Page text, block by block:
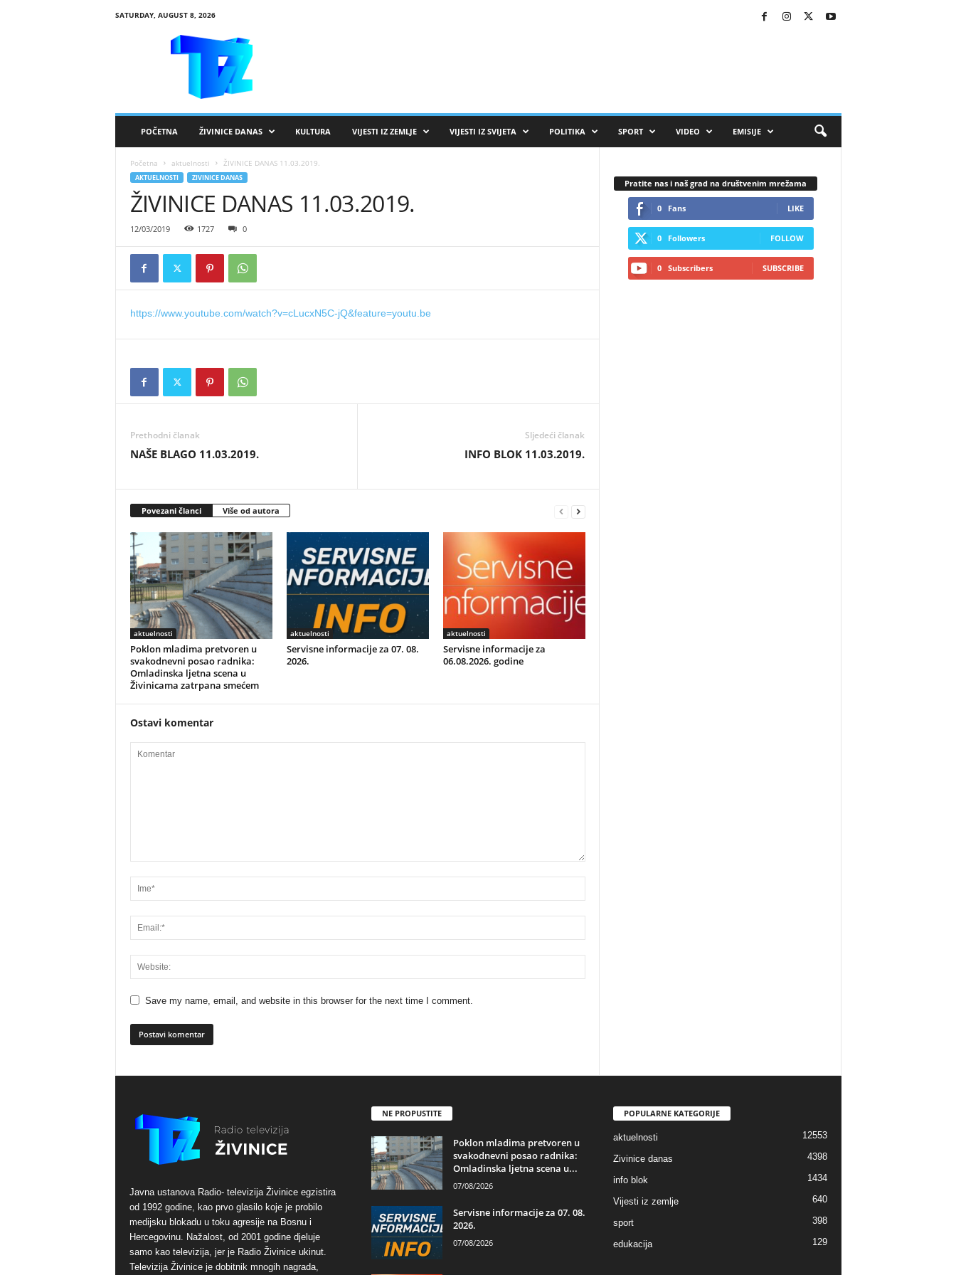
SATURDAY, AUGUST 8, 2026
POČETNA ŽIVINICE DANAS KULTURA VIJESTI IZ ZEMLJE VIJESTI IZ SVIJETA POLITIKA SPORT VIDEO EMISIJE
Početna aktuelnosti ŽIVINICE DANAS 11.03.2019.
AKTUELNOSTI ZIVINICE DANAS
ŽIVINICE DANAS 11.03.2019.
12/03/2019 1727 0
https://www.youtube.com/watch?v=cLucxN5C-jQ&feature=youtu.be
Prethodni članak
NAŠE BLAGO 11.03.2019.
Sljedeći članak
INFO BLOK 11.03.2019.
Povezani članci Više od autora
aktuelnosti
Poklon mladima pretvoren u
svakodnevni posao radnika:
Omladinska ljetna scena u
Živinicama zatrpana smećem
aktuelnosti
Servisne informacije za 07. 08.
2026.
aktuelnosti
Servisne informacije za
06.08.2026. godine
Ostavi komentar
Save my name, email, and website in this browser for the next time I comment.
Pratite nas i naš grad na društvenim mrežama
0 Fans LIKE
0 Followers FOLLOW
0 Subscribers SUBSCRIBE
Javna ustanova Radio- televizija Živinice egzistira
od 1992 godine, kao prvo glasilo koje je probilo
medijsku blokadu u toku agresije na Bosnu i
Hercegovinu. Nažalost, od 2001 godine djeluje
samo kao televizija, jer je Radio Živinice ukinut.
Televizija Živinice je dobitnik mnogih nagrada,
NE PROPUSTITE
Poklon mladima pretvoren u
svakodnevni posao radnika:
Omladinska ljetna scena u...
07/08/2026
Servisne informacije za 07. 08.
2026.
07/08/2026
POPULARNE KATEGORIJE
aktuelnosti 12553
Zivinice danas 4398
info blok 1434
Vijesti iz zemlje 640
sport 398
edukacija 129